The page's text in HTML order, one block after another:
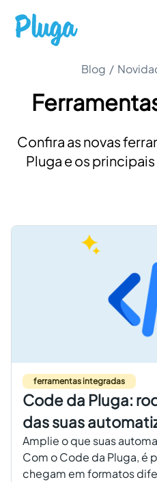
Criar
Blog /
Confira as novas
Pluga e os
ferramentas integradas
Code da Pluga:
das suas
Amplie o que suas
Com o Code da Pluga, é
chegam em formatos